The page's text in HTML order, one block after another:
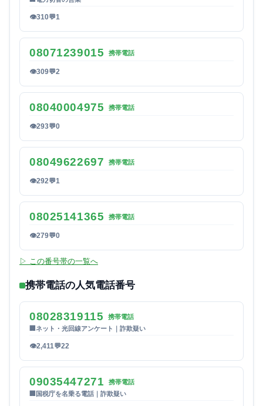
👁310💬1
08071239015 携帯電話
👁309💬2
08040004975 携帯電話
👁293💬0
08049622697 携帯電話
👁292💬1
08025141365 携帯電話
👁279💬0
▷ この番号帯の一覧へ
携帯電話の人気電話番号
08028319115
携帯電話
ネット・光回線アンケート｜詐欺疑い
👁2,411💬22
09035447271
携帯電話
国税庁を名乗る電話｜詐欺疑い